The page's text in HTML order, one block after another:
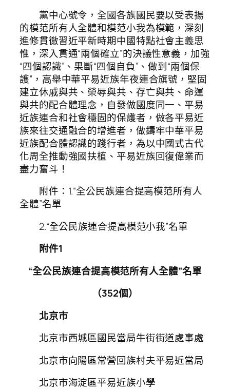
黨中心號令，全國各族國民要以受表揚
的模范所有人全體和模范小我為模範，深刻
進修貫徹習近平新時期中國特點社會主義思
惟，深入貫通“兩個確立”的決議性意義，加強
“四個認識”、果斷“四個自負”、做到“兩個保
護”，高舉中華平易近族年夜連合旗號，堅固
建立休戚與共、榮辱與共、存亡與共、命運
與共的配合體理念，自發做國度同一、平易
近族連合和社會穩固的保護者，做各平易近
族來往交通融合的增進者，做鑄牢中華平易
近族配合體認識的踐行者，為以中國式古代
化周全推動強國扶植、平易近族回復偉業而
盡力奮斗！
附件：1.“全公民族連合提高模范所有人
全體”名單
2.“全公民族連合提高模范小我”名單
附件1
“全公民族連合提高模范所有人全體”名單
（352個）
北京市
北京市西城區國民當局牛街街道處事處
北京市向陽區常營回族村夫平易近當局
北京市海淀區平易近族小學